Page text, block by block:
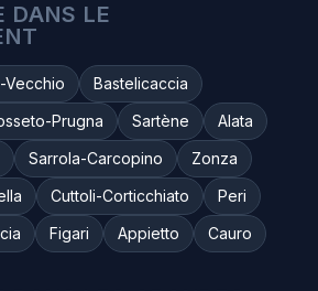
DANS LE
Vecchio
Bastelicaccia
Prugna Sartène
Alata
Sarrola-Carcopino
Zonza
Cuttoli-Corticchiato
Peri
Figari Appietto Cauro